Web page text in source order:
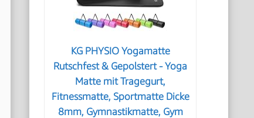
KG PHYSIO Yogamatte
Rutschfest & Gepolstert - Yoga
Matte mit Tragegurt,
Fitnessmatte, Sportmatte Dicke
8mm, Gymnastikmatte, Gym